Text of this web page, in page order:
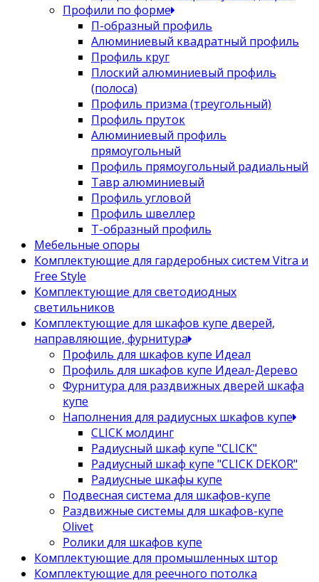
Профили по форме
П-образный профиль
Алюминиевый квадратный профиль
Профиль круг
Плоский алюминиевый профиль
(полоса)
Профиль призма (треугольный)
Профиль пруток
Алюминиевый профиль
прямоугольный
Профиль прямоугольный радиальный
Тавр алюминиевый
Профиль угловой
Профиль швеллер
Т-образный профиль
Мебельные опоры
Комплектующие для гардеробных систем Vitra и
Free Style
Комплектующие для светодиодных
светильников
Комплектующие для шкафов купе дверей,
направляющие, фурнитура
Профиль для шкафов купе Идеал
Профиль для шкафов купе Идеал-Дерево
Фурнитура для раздвижных дверей шкафа
купе
Наполнения для радиусных шкафов купе
CLICK молдинг
Радиусный шкаф купе "CLICK"
Радиусный шкаф купе "CLICK DEKOR"
Радиусные шкафы купе
Подвесная система для шкафов-купе
Раздвижные системы для шкафов-купе
Olivet
Ролики для шкафов купе
Комплектующие для промышленных штор
Комплектующие для реечного потолка